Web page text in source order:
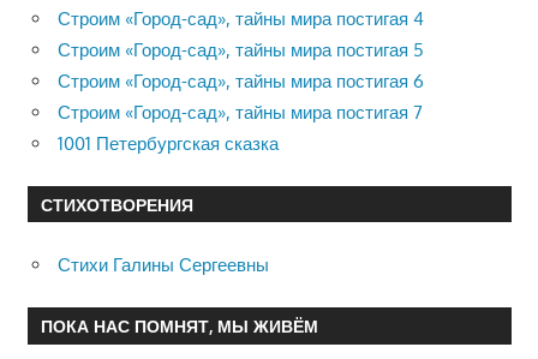
Строим «Город-сад», тайны мира постигая 4
Строим «Город-сад», тайны мира постигая 5
Строим «Город-сад», тайны мира постигая 6
Строим «Город-сад», тайны мира постигая 7
1001 Петербургская сказка
СТИХОТВОРЕНИЯ
Стихи Галины Сергеевны
ПОКА НАС ПОМНЯТ, МЫ ЖИВЁМ